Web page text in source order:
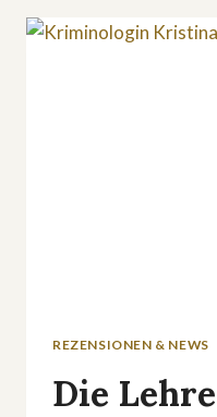
REZENSIONEN & NEWS
Die